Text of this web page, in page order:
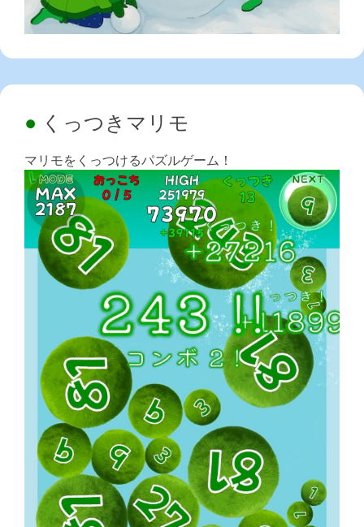
くっつきマリモ
マリモをくっつけるパズルゲーム！